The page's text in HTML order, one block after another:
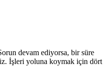
devam ediyorsa, bir süre
İşleri yoluna koymak için dört